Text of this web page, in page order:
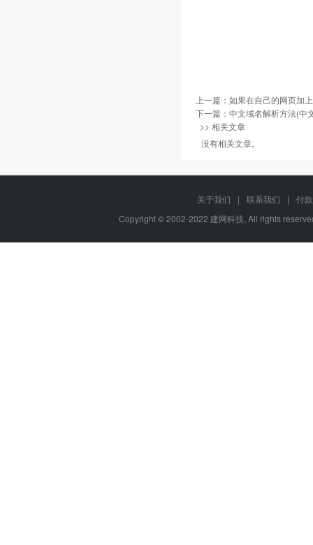
上一篇： 如果在自己的网页加
下一篇： 中文域名解析方法(中
>> 相关文章
没有相关文章。
关于我们 | 联系我们 |
付
Copyright © 2002-2022 建网科技, All rights